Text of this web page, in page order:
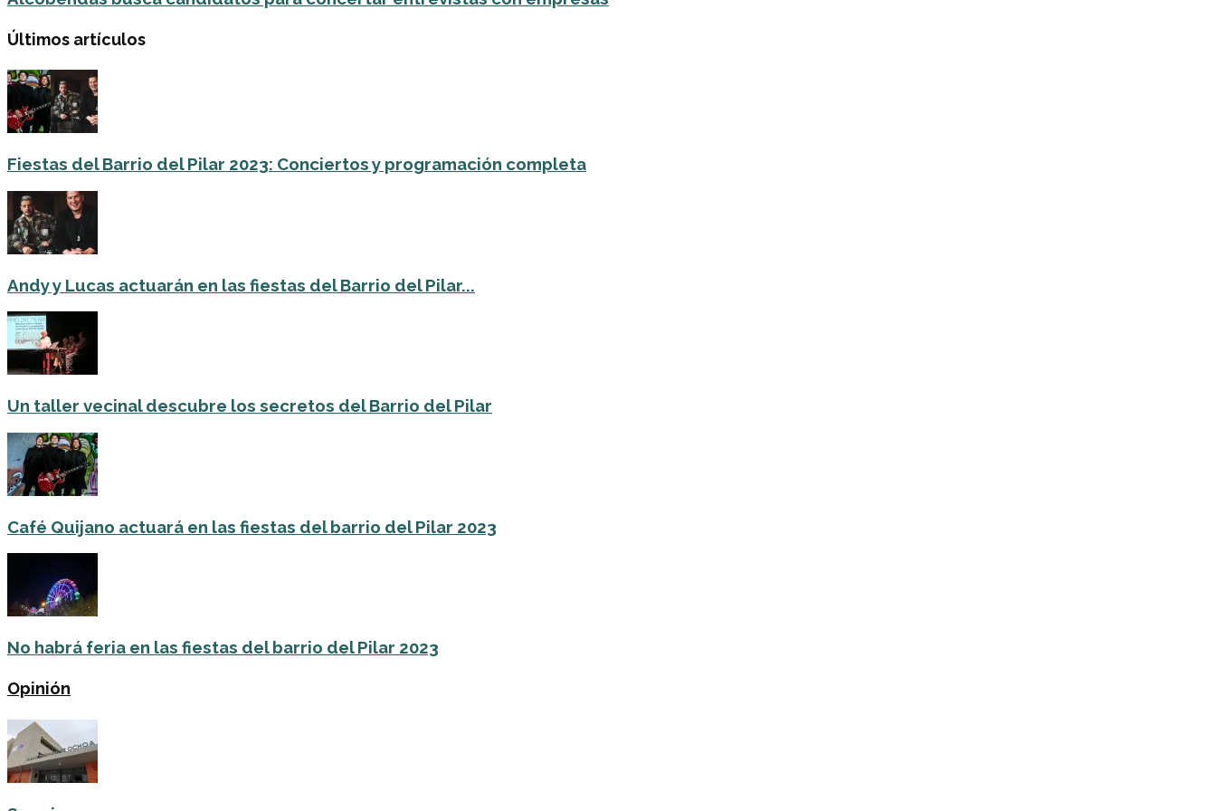
Últimos artículos
Fiestas del Barrio del Pilar 2023: Conciertos y programación completa
Andy y Lucas actuarán en las fiestas del Barrio del Pilar...
Un taller vecinal descubre los secretos del Barrio del Pilar
Café Quijano actuará en las fiestas del barrio del Pilar 2023
No habrá feria en las fiestas del barrio del Pilar 2023
Opinión